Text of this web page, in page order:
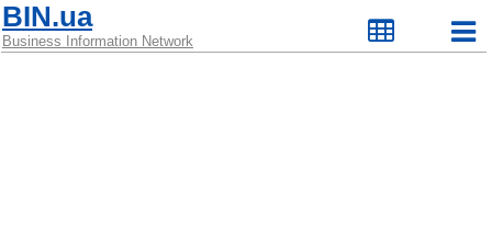
BIN.ua
Business Information Network